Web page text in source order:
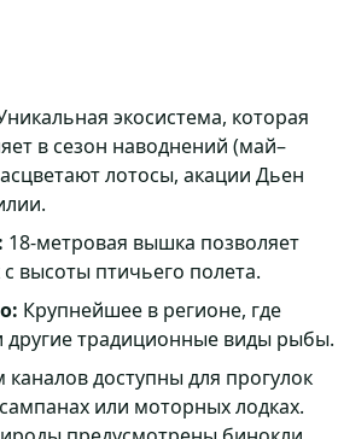
экосистема, которая
в сезон наводнений (май–
лотосы, акации Дьен
18-метровая вышка позволяет
высоты птичьего полета.
Крупнейшее в регионе, где
другие традиционные виды рыбы.
каналов доступны для прогулок
или моторных лодках.